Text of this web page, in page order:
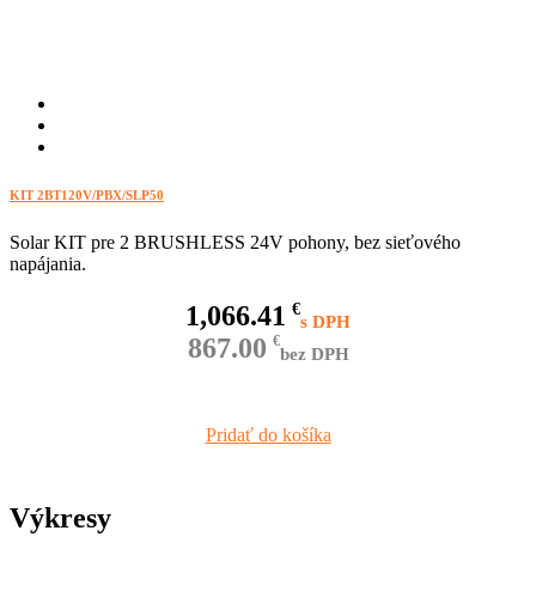
KIT 2BT120V/PBX/SLP50
Solar KIT pre 2 BRUSHLESS 24V pohony, bez sieťového
napájania.
€
1,066.41
€
867.00 bez DPH
Pridať do košíka
Výkresy